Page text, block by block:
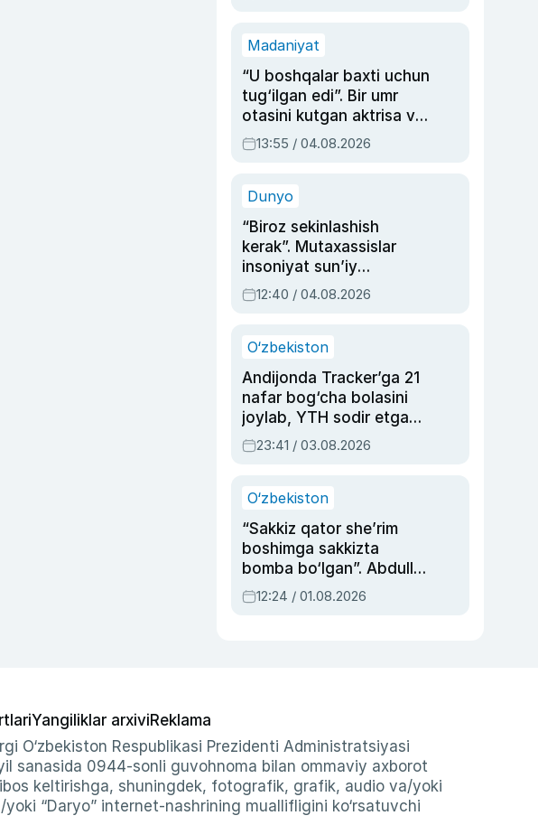
Madaniyat
“U boshqalar baxti uchun
tug‘ilgan edi”. Bir umr
otasini kutgan aktrisa va
dublyaj ustasi Rimma
Ahmedovaning
13:55 / 04.08.2026
Dunyo
“Biroz sekinlashish
kerak”. Mutaxassislar
insoniyat sun’iy
intellektni boshqara
olmay qolishidan xavotir
12:40 / 04.08.2026
O‘zbekiston
Andijonda Tracker’ga 21
nafar bog‘cha bolasini
joylab, YTH sodir etgan
ayolga sud hukmi o‘qildi
23:41 / 03.08.2026
O‘zbekiston
“Sakkiz qator she’rim
boshimga sakkizta
bomba bo‘lgan”. Abdulla
Oripovni siyosiy
ayblovlardan asrab
12:24 / 01.08.2026
Yangiliklar arxiviReklama
O‘zbekiston Respublikasi Prezidenti Administratsiyasi
sanasida 0944-sonli guvohnoma bilan ommaviy axborot
keltirishga, shuningdek, fotografik, grafik, audio va/yoki
“Daryo” internet-nashrining muallifligini ko‘rsatuvchi